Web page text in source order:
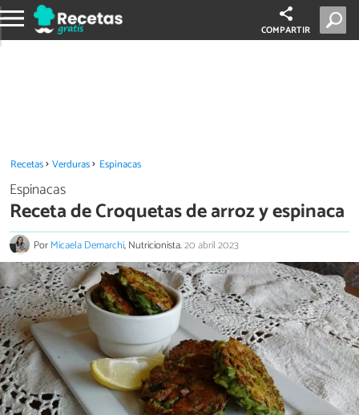
COMPARTIR
Recetas Verduras Espinacas
Espinacas
Receta de Croquetas de arroz y espinaca
PorMicaela Demarchi, Nutricionista.20 abril 2023